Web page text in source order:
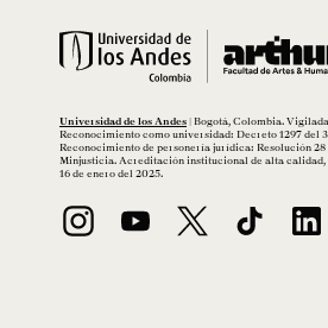
Universidad de los Andes | Bogotá, Colombia.
Reconocimiento como universidad: Decreto 1297 del
Reconocimiento de personería jurídica: Resolución 28
Minjusticia. Acreditación institucional de alta calidad,
16 de enero del 2025.